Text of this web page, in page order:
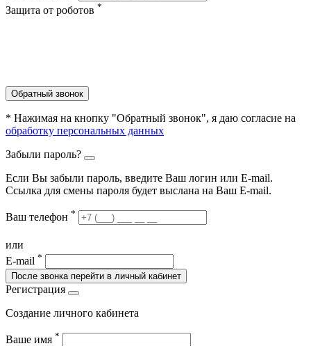
Защита от роботов *
Обратный звонок
* Нажимая на кнопку "Обратный звонок", я даю согласие на
обработку персональных данных
Забыли пароль?
Если Вы забыли пароль, введите Ваш логин или Е-mail.
Ссылка для смены пароля будет выслана на Ваш E-mail.
Ваш телефон *
или
E-mail *
После звонка перейти в личный кабинет
Регистрация
Создание личного кабинета
Ваше имя *